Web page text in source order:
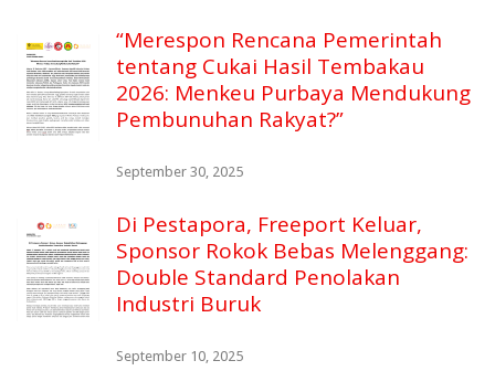
“Merespon Rencana Pemerintah
tentang Cukai Hasil Tembakau
2026: Menkeu Purbaya Mendukung
Pembunuhan Rakyat?”
September 30, 2025
Di Pestapora, Freeport Keluar,
Sponsor Rokok Bebas Melenggang:
Double Standard Penolakan
Industri Buruk
September 10, 2025